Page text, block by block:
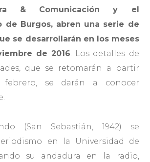
& Comunicación y el
de Burgos, abren una serie de
se desarrollarán en los meses
de 2016. Los detalles de
que se retomarán a partir
se darán a conocer
(San Sebastián, 1942) se
en la Universidad de
su andadura en la radio,